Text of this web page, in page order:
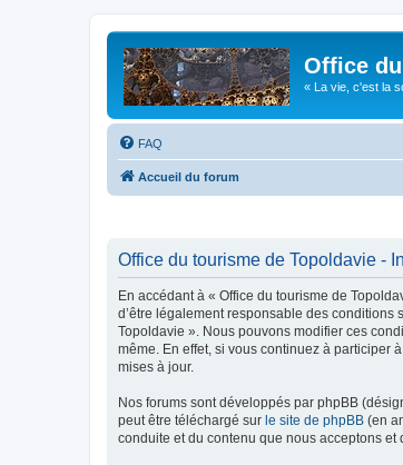
Office
« La vie, c'est la
FAQ
Accueil du forum
Office du tourisme de Topoldavie -
En accédant à « Office du tourisme de
d’être légalement responsable des conditions
Topoldavie ». Nous pouvons modifier ces
même. En effet, si vous continuez à participer
mises à jour.
Nos forums sont développés par phpBB
peut être téléchargé sur le site de phpBB (en
conduite et du contenu que nous acceptons et